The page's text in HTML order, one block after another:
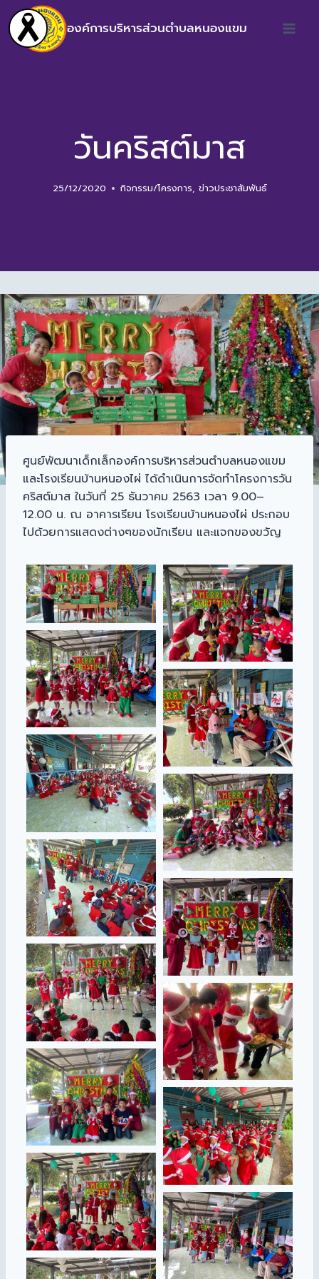
องค์การบริหารส่วนตำบลหนองแขม
วันคริสต์มาส
25/12/2020 กิจกรรม/โครงการ, ข่าวประชาสัมพันธ์
ศูนย์พัฒนาเด็กเล็กองค์การบริหารส่วนตำบลหนองแขม
และโรงเรียนบ้านหนองไผ่ ได้ดำเนินการจัดทำโครงการวัน
คริสต์มาส ในวันที่ 25 ธันวาคม 2563 เวลา 9.00–
12.00 น. ณ อาคารเรียน โรงเรียนบ้านหนองไผ่ ประกอบ
ไปด้วยการแสดงต่างๆของนักเรียน และแจกของขวัญ